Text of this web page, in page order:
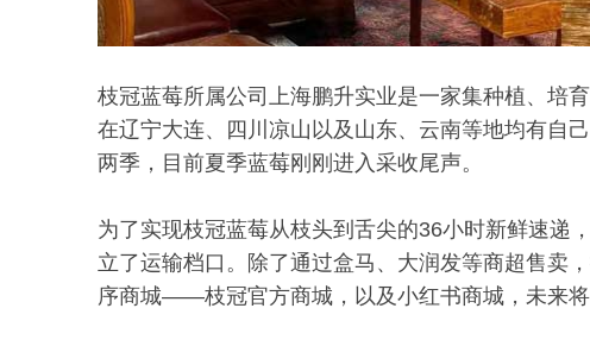
枝冠蓝莓所属公司上海鹏升实业是一家集种植、培
在辽宁大连、四川凉山以及山东、云南等地均有自
两季，目前夏季蓝莓刚刚进入采收尾声。
为了实现枝冠蓝莓从枝头到舌尖的36小时新鲜速递
立了运输档口。除了通过盒马、大润发等商超售卖
序商城——枝冠官方商城，以及小红书商城，未来将